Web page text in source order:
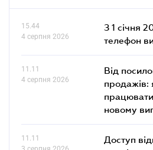
15.44
4 серпня 2026
З 1 січня
телефон
11.11
4 серпня 2026
Від
продажів:
новому
11.11
Доступ